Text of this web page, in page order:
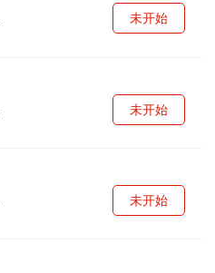
未开始
未开始
未开始